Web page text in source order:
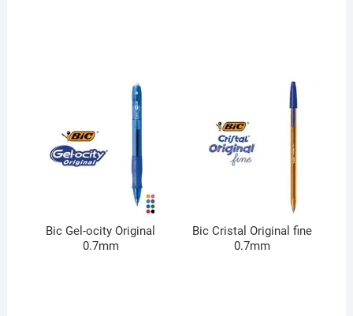
Bic Gel-ocity Original
0.7mm
Bic Cristal Original fine
0.7mm